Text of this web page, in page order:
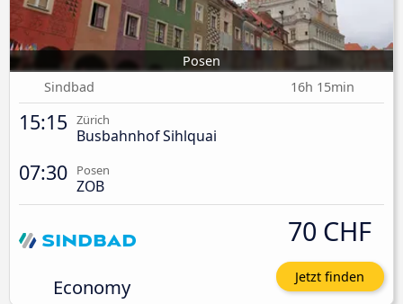
Posen
Sindbad
16h 15min
15:15 Zürich
Busbahnhof Sihlquai
07:30 Posen
ZOB
Economy
70 CHF
Jetzt finden